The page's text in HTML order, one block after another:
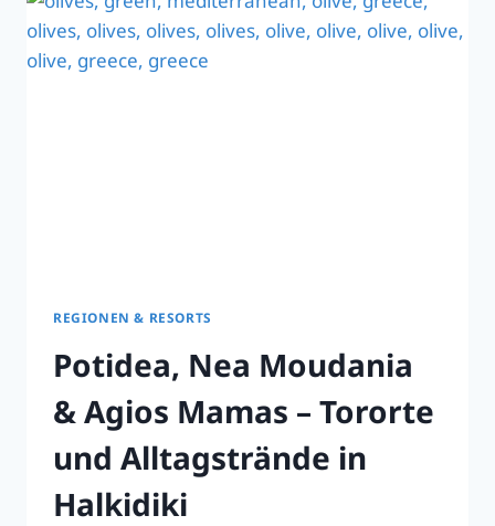
2026:
KASSANDRA
&
REGIONEN & RESORTS
Potidea, Nea Moudania
& Agios Mamas – Tororte
und Alltagstrände in
Halkidiki